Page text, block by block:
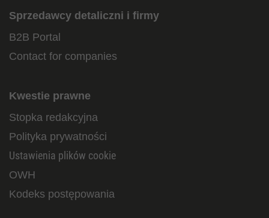
Sprzedawcy detaliczni i firmy
B2B Portal
Contact for companies
Kwestie prawne
Stopka redakcyjna
Polityka prywatności
Ustawienia plików cookie
OWH
Kodeks postępowania